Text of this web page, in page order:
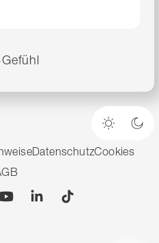
Heller
DatenschutzCookies
YouTubeLinkedin